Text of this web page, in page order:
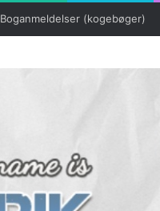
Boganmeldelser (kogebøger)